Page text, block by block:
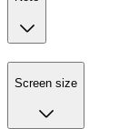
Screen size